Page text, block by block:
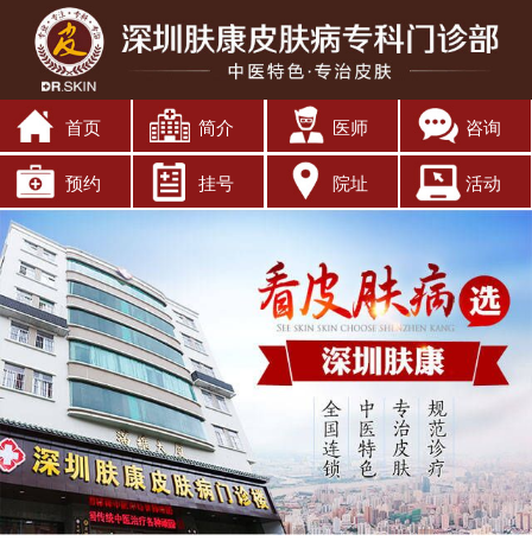
首页 简介 医师 咨询
预约 挂号 院址 活动